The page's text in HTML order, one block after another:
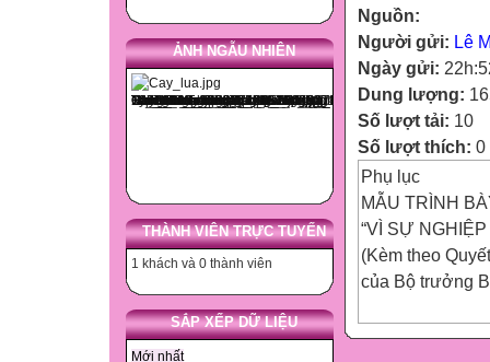
ẢNH NGẪU NHIÊN
THÀNH VIÊN TRỰC TUYẾN
1 khách và 0 thành viên
SẮP XẾP DỮ LIỆU
Mới nhất
Nguồn:
Người gửi: Lê
Ngày gửi:
Dung lượng:
Số lượt tải: 10
Số lượt thích: 0
Phụ lục
MẪU TRÌNH
“VÌ SỰ
(Kèm theo
của Bộ trưởng
Mẫu 1B Công